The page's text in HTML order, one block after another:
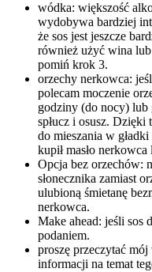
wódka: większość
wydobywa bardziej
że sos jest jeszcze
również użyć wina
pomiń krok 3.
orzechy nerkowca:
polecam moczenie
godziny (do nocy) lub
spłucz i osusz. Dzięki
do mieszania w
kupił masło
Opcja bez orzechów:
słonecznika zamiast
ulubioną śmietanę
nerkowca.
Make ahead: jeśli sos
podaniem.
proszę przeczytać
informacji na temat